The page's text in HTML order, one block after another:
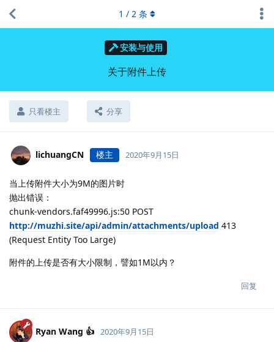
安装与使用
关于附件上传
只看楼主 分享
1 / 2 条
lichuangCN 楼主 2020年9月15日
当上传附件大小为9M的图片时
抛出错误：
chunk-vendors.faf49996.js:50 POST
http://muzhi.site/api/admin/attachments/upload 413
(Request Entity Too Large)
附件的上传是否有大小限制，譬如1M以内？
回复
Ryan Wang 👍 2020年9月15日